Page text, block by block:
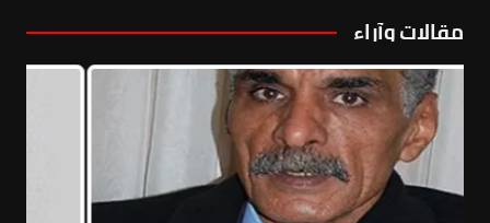
مقالات وآراء